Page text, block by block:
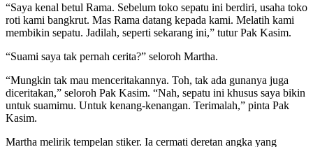
“Saya kenal betul Rama. Sebelum toko sepatu ini berdiri, usaha toko
roti kami bangkrut. Mas Rama datang kepada kami. Melatih kami
membikin sepatu. Jadilah, seperti sekarang ini,” tutur Pak Kasim.
“Suami saya tak pernah cerita?” seloroh Martha.
“Mungkin tak mau menceritakannya. Toh, tak ada gunanya juga
diceritakan,” seloroh Pak Kasim. “Nah, sepatu ini khusus saya bikin
untuk suamimu. Untuk kenang-kenangan. Terimalah,” pinta Pak
Kasim.
Martha melirik tempelan stiker. Ia cermati deretan angka yang